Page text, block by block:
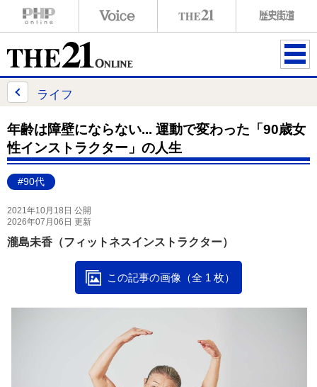
ME
ライフ
年齢は障壁にならない... 運動で変わった「90歳女
性インストラクター」の人生
#90代
2021年10月18日 公開
2026年07月06日 更新
瀧島未香（フィットネスインストラクター）
この記事の画像（全 1 枚）